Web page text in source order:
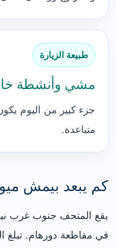
طبيعة الزيارة
مشي وأنشطة
جزء كبير من اليوم
متباعدة.
كم يبعد بيمش
يقع المتحف جنوب غرب